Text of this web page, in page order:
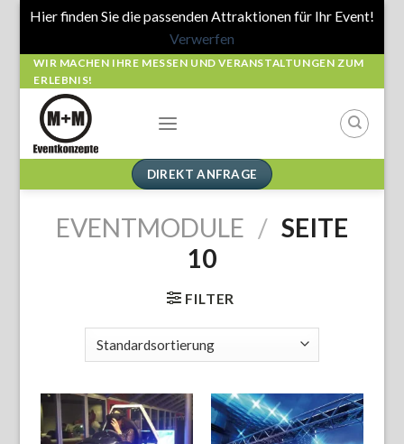
Hier finden Sie die passenden Attraktionen für Ihr Event!
Verwerfen
Skip
to
content
WIR MACHEN IHRE MESSEN UND VERANSTALTUNGEN ZUM
ERLEBNIS!
DIREKT ANFRAGE
EVENTMODULE / SEITE
10
FILTER